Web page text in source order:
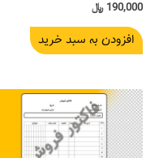
190,000 ﷼
افزودن به سبد خرید
محدوده
قیمت:
این
محصول
دارای